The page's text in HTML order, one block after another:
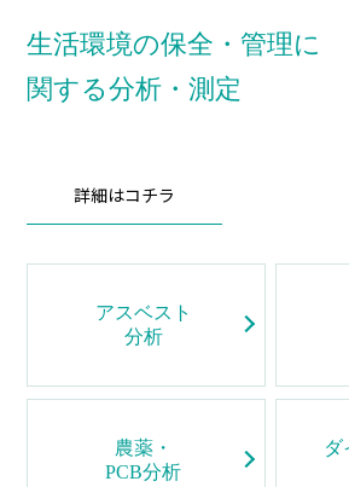
生活環境の保全・管理に
関する分析・測定
詳細はコチラ
アスベスト
分析
農薬・
PCB分析
ダ